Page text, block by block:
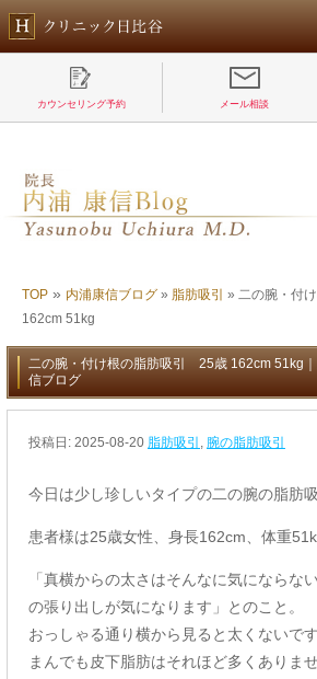
カウンセリング予約 メール相談
TOP » 内浦康信ブログ » 脂肪吸引 » 二の腕・付
162cm 51kg
二の腕・付け根の脂肪吸引 25歳 162cm 51kg
信ブログ
投稿日: 2025-08-20 脂肪吸引 , 腕の脂肪吸引
今日は少し珍しいタイプの二の腕の脂肪
患者様は25歳女性、身長162cm、体重
「真横からの太さはそんなに気にならな
の張り出しが気になります」とのこと。
おっしゃる通り横から見ると太くないで
まんでも皮下脂肪はそれほど多くありませ